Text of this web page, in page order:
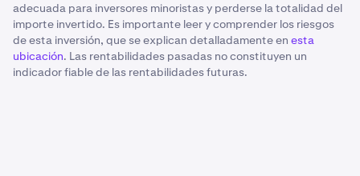
adecuada para inversores minoristas y perderse la totalidad del
importe invertido. Es importante leer y comprender los riesgos
de esta inversión, que se explican detalladamente en esta
ubicación. Las rentabilidades pasadas no constituyen un
indicador fiable de las rentabilidades futuras.